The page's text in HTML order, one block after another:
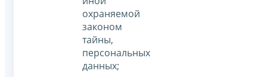
охраняемой
законом
тайны,
персональных
данных;